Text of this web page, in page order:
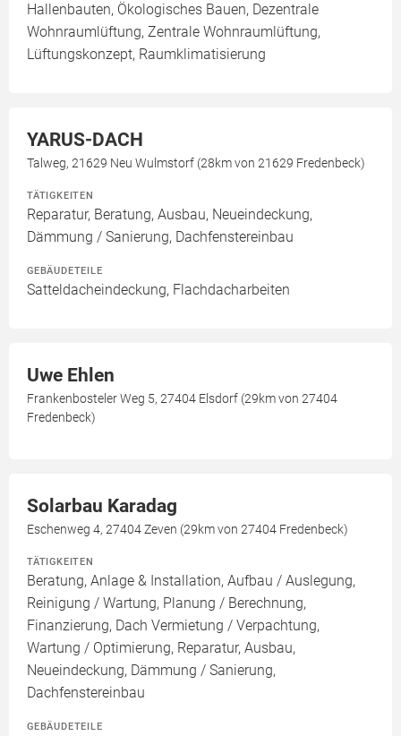
Hallenbauten, Ökologisches Bauen, Dezentrale
Wohnraumlüftung, Zentrale Wohnraumlüftung,
Lüftungskonzept, Raumklimatisierung
YARUS-DACH
Talweg, 21629 Neu Wulmstorf (28km von 21629 Fredenbeck)
TÄTIGKEITEN
Reparatur, Beratung, Ausbau, Neueindeckung,
Dämmung / Sanierung, Dachfenstereinbau
GEBÄUDETEILE
Satteldacheindeckung, Flachdacharbeiten
Uwe Ehlen
Frankenbosteler Weg 5, 27404 Elsdorf (29km von 27404
Fredenbeck)
Solarbau Karadag
Eschenweg 4, 27404 Zeven (29km von 27404 Fredenbeck)
TÄTIGKEITEN
Beratung, Anlage & Installation, Aufbau / Auslegung,
Reinigung / Wartung, Planung / Berechnung,
Finanzierung, Dach Vermietung / Verpachtung,
Wartung / Optimierung, Reparatur, Ausbau,
Neueindeckung, Dämmung / Sanierung,
Dachfenstereinbau
GEBÄUDETEILE